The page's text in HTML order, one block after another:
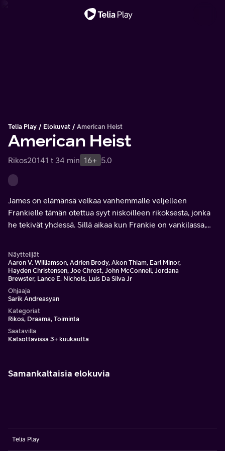
Telia Play Elokuvat American Heist
American Heist
Rikos20141 t 34 min 16+ 5.0
James on elämänsä velkaa vanhemmalle veljelleen
Frankielle tämän otettua syyt niskoilleen rikoksesta, jonka
he tekivät yhdessä. Sillä aikaa kun Frankie on vankilassa,
Näyttelijät
Aaron V. Williamson, Adrien Brody, Akon Thiam, Earl Minor,
Hayden Christensen, Joe Chrest, John McConnell, Jordana
Brewster, Lance E. Nichols, Luis Da Silva Jr
Ohjaaja
Sarik Andreasyan
Kategoriat
Rikos, Draama, Toiminta
Saatavilla
Katsottavissa 3+ kuukautta
Samankaltaisia elokuvia
Telia Play